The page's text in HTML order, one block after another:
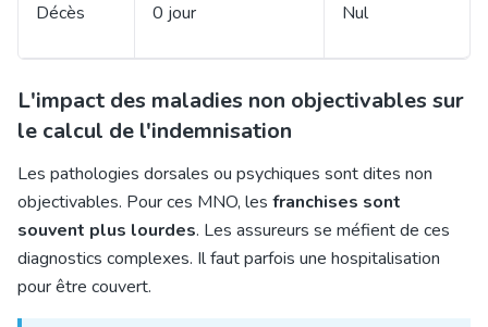
Décès 0 jour Nul
L'impact des maladies non objectivables sur
le calcul de l'indemnisation
Les pathologies dorsales ou psychiques sont dites non
objectivables. Pour ces MNO, les franchises sont
souvent plus lourdes. Les assureurs se méfient de ces
diagnostics complexes. Il faut parfois une hospitalisation
pour être couvert.